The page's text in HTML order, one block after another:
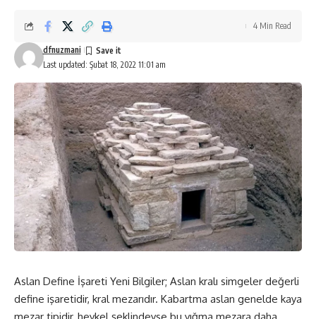
Last updated: Şubat 18, 2022 11:01 am
dfnuzmani
4 Min Read
Aslan Define İşareti Yeni Bilgiler; Aslan kralı simgeler değerli
define işaretidir, kral mezarıdır. Kabartma aslan genelde kaya